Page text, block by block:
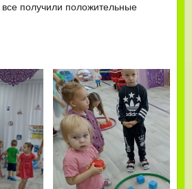
получили положительные